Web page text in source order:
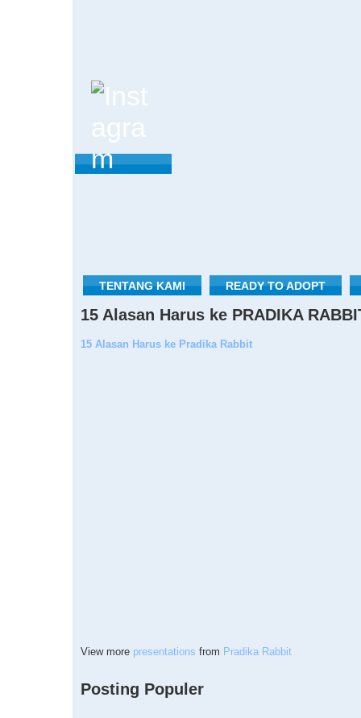
TENTANG KAMI READY TO ADOPT
15 Alasan Harus ke PRADIKA
15 Alasan Harus ke Pradika Rabbit
View more presentations from Pradika Rabbit
Posting Populer